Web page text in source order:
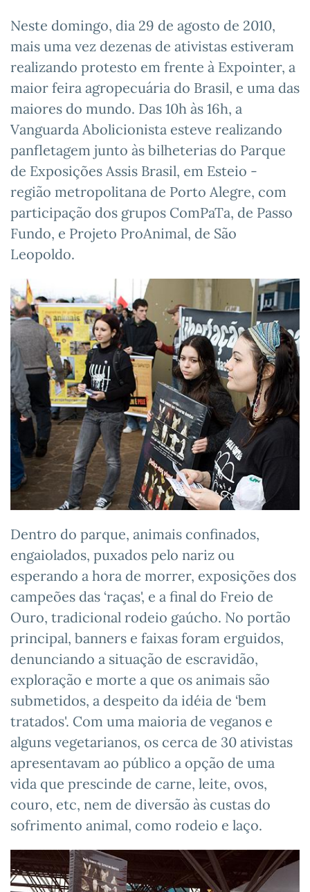
Neste domingo, dia 29 de agosto de 2010,
mais uma vez dezenas de ativistas estiveram
realizando protesto em frente à Expointer, a
maior feira agropecuária do Brasil, e uma das
maiores do mundo. Das 10h às 16h, a
Vanguarda Abolicionista esteve realizando
panfletagem junto às bilheterias do Parque
de Exposições Assis Brasil, em Esteio -
região metropolitana de Porto Alegre, com
participação dos grupos ComPaTa, de Passo
Fundo, e Projeto ProAnimal, de São
Leopoldo.
Dentro do parque, animais confinados,
engaiolados, puxados pelo nariz ou
esperando a hora de morrer, exposições dos
campeões das ‘raças', e a final do Freio de
Ouro, tradicional rodeio gaúcho. No portão
principal, banners e faixas foram erguidos,
denunciando a situação de escravidão,
exploração e morte a que os animais são
submetidos, a despeito da idéia de ‘bem
tratados'. Com uma maioria de veganos e
alguns vegetarianos, os cerca de 30 ativistas
apresentavam ao público a opção de uma
vida que prescinde de carne, leite, ovos,
couro, etc, nem de diversão às custas do
sofrimento animal, como rodeio e laço.